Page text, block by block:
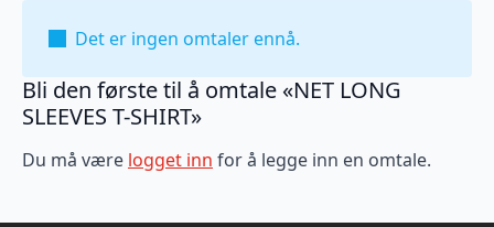
Det er ingen omtaler ennå.
Bli den første til å omtale «NET LONG
SLEEVES T-SHIRT»
Du må være logget inn for å legge inn en omtale.